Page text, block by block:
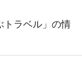
トラベル」の情